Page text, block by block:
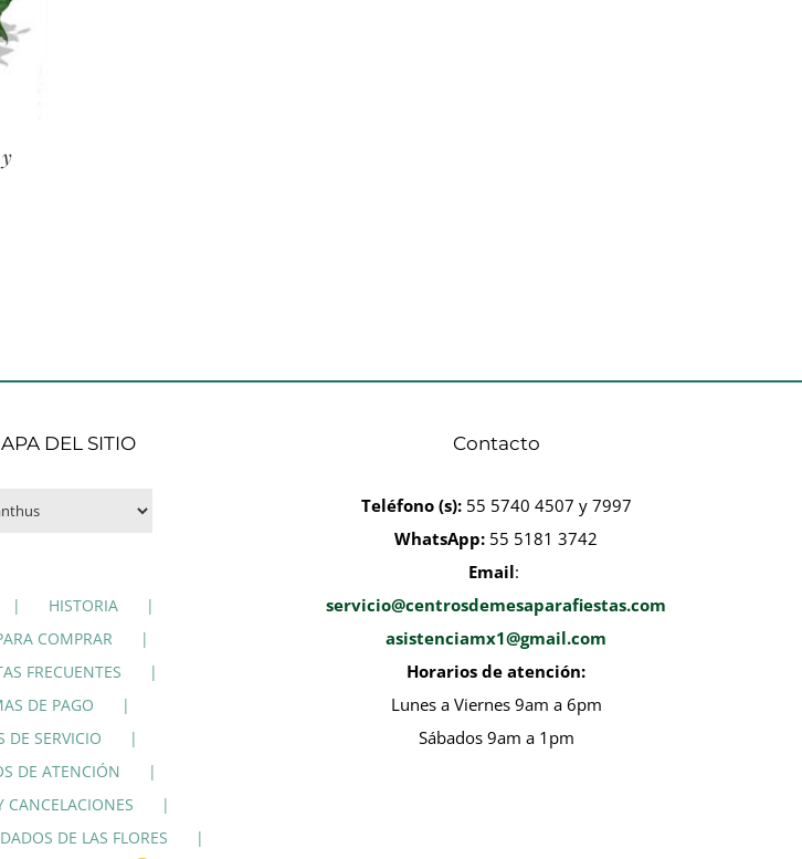
DEL SITIO
HISTORIA
COMPRAR
FRECUENTES
DE PAGO
DE SERVICIO
DE ATENCIÓN
CANCELACIONES
DE LAS FLORES
Contacto
Teléfono (s):55 5740 4507 y 7997
WhatsApp: 55 5181 3742
Email:
servicio@centrosdemesaparafiestas.com
asistenciamx1@gmail.com
Horarios de atención:
Lunes a Viernes 9am a 6pm
Sábados 9am a 1pm